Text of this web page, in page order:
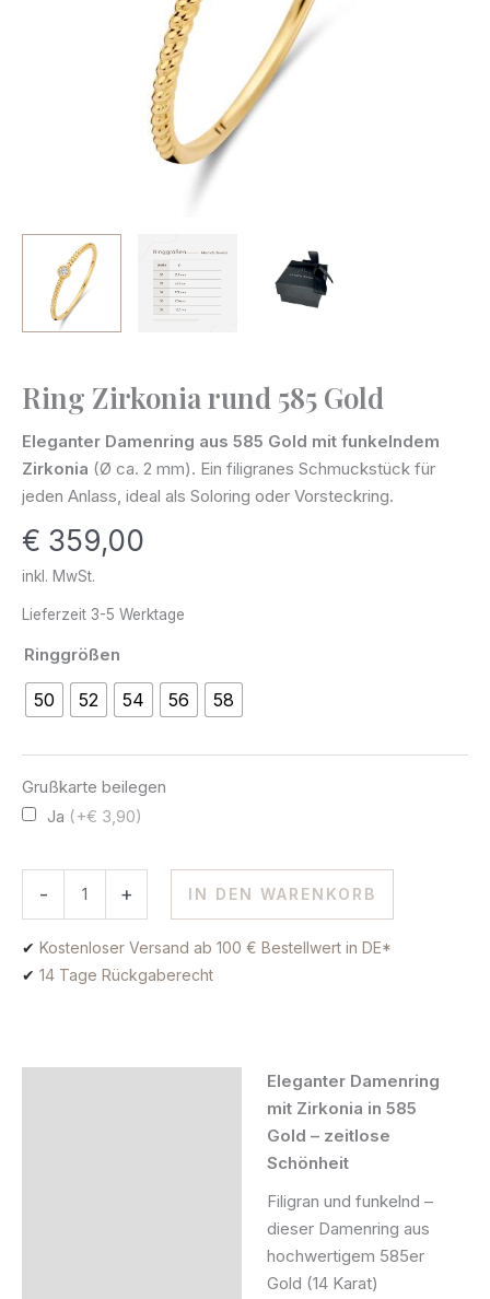
Ring Zirkonia rund 585 Gold
Eleganter Damenring aus 585 Gold mit funkelndem
Zirkonia (Ø ca. 2 mm). Ein filigranes Schmuckstück für
jeden Anlass, ideal als Soloring oder Vorsteckring.
€ 359,00
inkl. MwSt.
Lieferzeit 3-5 Werktage
Ringgrößen
50 52 54 56 58
Grußkarte beilegen
Ja (+€ 3,90)
-
Ring
rund
Menge
+ IN DEN WARENKORB
✔ Kostenloser Versand ab 100 € Bestellwert in DE*
✔ 14 Tage Rückgaberecht
Eleganter Damenring
mit Zirkonia in 585
Gold – zeitlose
Schönheit
Filigran und funkelnd –
dieser Damenring aus
hochwertigem 585er
Gold (14 Karat)